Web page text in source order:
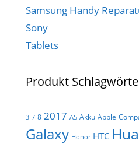
Samsung Handy
Sony
Tablets
Produkt
3 7 8 2017 A5 Akku Apple
Galaxy Honor HTC